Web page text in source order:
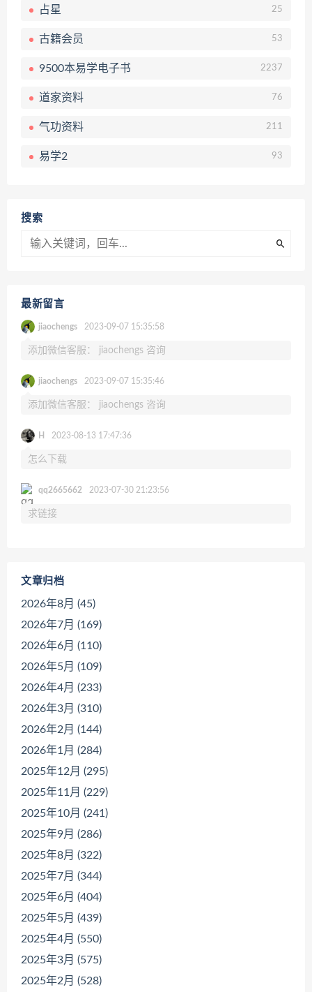
占星 25
古籍会员 53
9500本易学电子书 2237
道家资料 76
气功资料 211
易学2 93
搜索
最新留言
jiaochengs 2023-09-07 15:35:58
添加微信客服： jiaochengs 咨询
jiaochengs 2023-09-07 15:35:46
添加微信客服： jiaochengs 咨询
H 2023-08-13 17:47:36
怎么下载
qq2665662 2023-07-30 21:23:56
求链接
文章归档
2026年8月 (45)
2026年7月 (169)
2026年6月 (110)
2026年5月 (109)
2026年4月 (233)
2026年3月 (310)
2026年2月 (144)
2026年1月 (284)
2025年12月 (295)
2025年11月 (229)
2025年10月 (241)
2025年9月 (286)
2025年8月 (322)
2025年7月 (344)
2025年6月 (404)
2025年5月 (439)
2025年4月 (550)
2025年3月 (575)
2025年2月 (528)